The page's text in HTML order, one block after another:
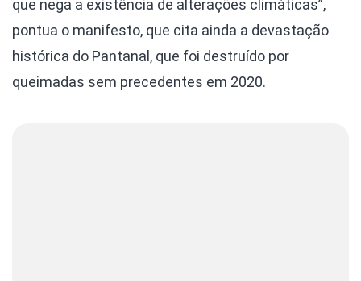
que nega a existência de alterações climáticas”,
pontua o manifesto, que cita ainda a devastação
histórica do Pantanal, que foi destruído por
queimadas sem precedentes em 2020.